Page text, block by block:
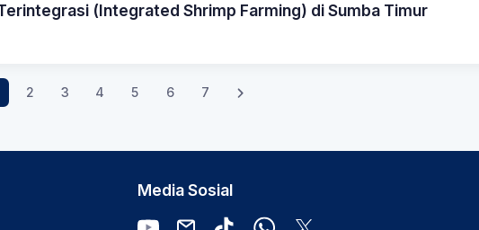
(Integrated Shrimp Farming) di Sumba Timur
2 3 4 5 6 7
Media Sosial